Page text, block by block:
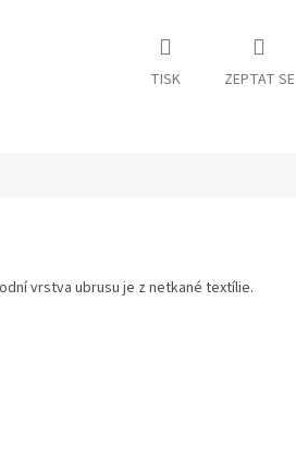
TISK ZEPTAT SE
vrstva ubrusu je z netkané textílie.